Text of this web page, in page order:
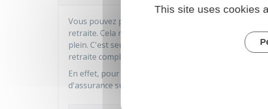
Vous pouvez partir à la retraite dès lors que vous
retraite. Cela ne veut pas nécessairement dire que
plein. C'est seulement à l'âge de la retraite à taux
retraite complète, même si vous n'avez pas cotisé le
En effet, pour percevoir votre pension à taux plein
d'assurance suffisante :
This site uses cookies